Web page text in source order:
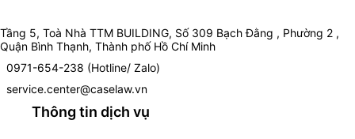
Tầng 5, Toà Nhà TTM BUILDING, Số 309 Bạch Đằng , Phường 2 ,
Quận Bình Thạnh, Thành phố Hồ Chí Minh
0971-654-238 (Hotline/ Zalo)
service.center@caselaw.vn
Thông tin dịch vụ